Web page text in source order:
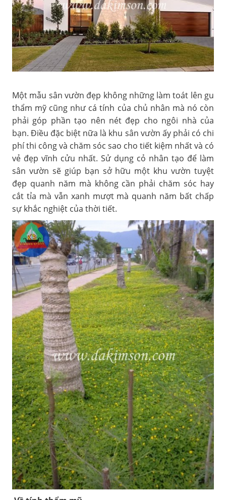
Một mẫu sân vườn đẹp không những làm toát lên gu
thẩm mỹ cũng như cá tính của chủ nhân mà nó còn
phải góp phần tạo nên nét đẹp cho ngôi nhà của
bạn. Điều đặc biệt nữa là khu sân vườn ấy phải có chi
phí thi công và chăm sóc sao cho tiết kiệm nhất và có
vẻ đẹp vĩnh cửu nhất. Sử dụng cỏ nhân tạo để làm
sân vườn sẽ giúp bạn sở hữu một khu vườn tuyệt
đẹp quanh năm mà không cần phải chăm sóc hay
cắt tỉa mà vẫn xanh mượt mà quanh năm bất chấp
sự khắc nghiệt của thời tiết.